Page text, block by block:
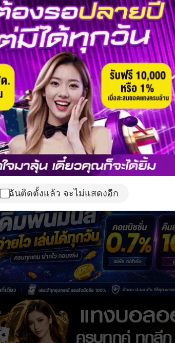
ฉันติดตั้งแล้ว จะไม่แสดงอีก